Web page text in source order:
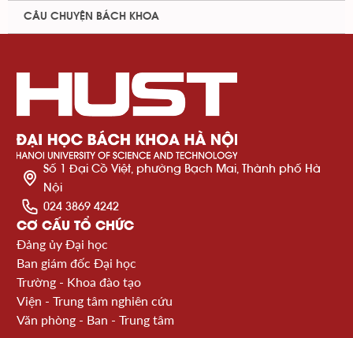
CÂU CHUYỆN BÁCH KHOA
Số 1 Đại Cồ Việt, phường Bạch Mai, Thành phố Hà
Nội
024 3869 4242
CƠ CẤU TỔ CHỨC
Đảng ủy Đại học
Ban giám đốc Đại học
Trường - Khoa đào tạo
Viện - Trung tâm nghiên cứu
Văn phòng - Ban - Trung tâm